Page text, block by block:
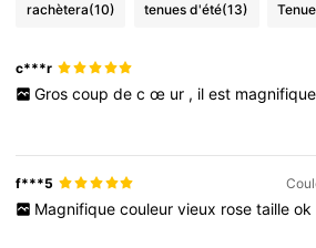
rachètera(10) tenues d'été(13)
c***r
Gros coup de c œ ur , il est magnifique
f***5
Magnifique couleur vieux rose taille ok